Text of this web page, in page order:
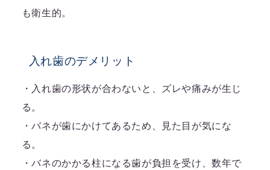
も衛生的。
入れ歯のデメリット
・入れ歯の形状が合わないと、ズレや痛みが生じ
る。
・バネが歯にかけてあるため、見た目が気にな
る。
・バネのかかる柱になる歯が負担を受け、数年で